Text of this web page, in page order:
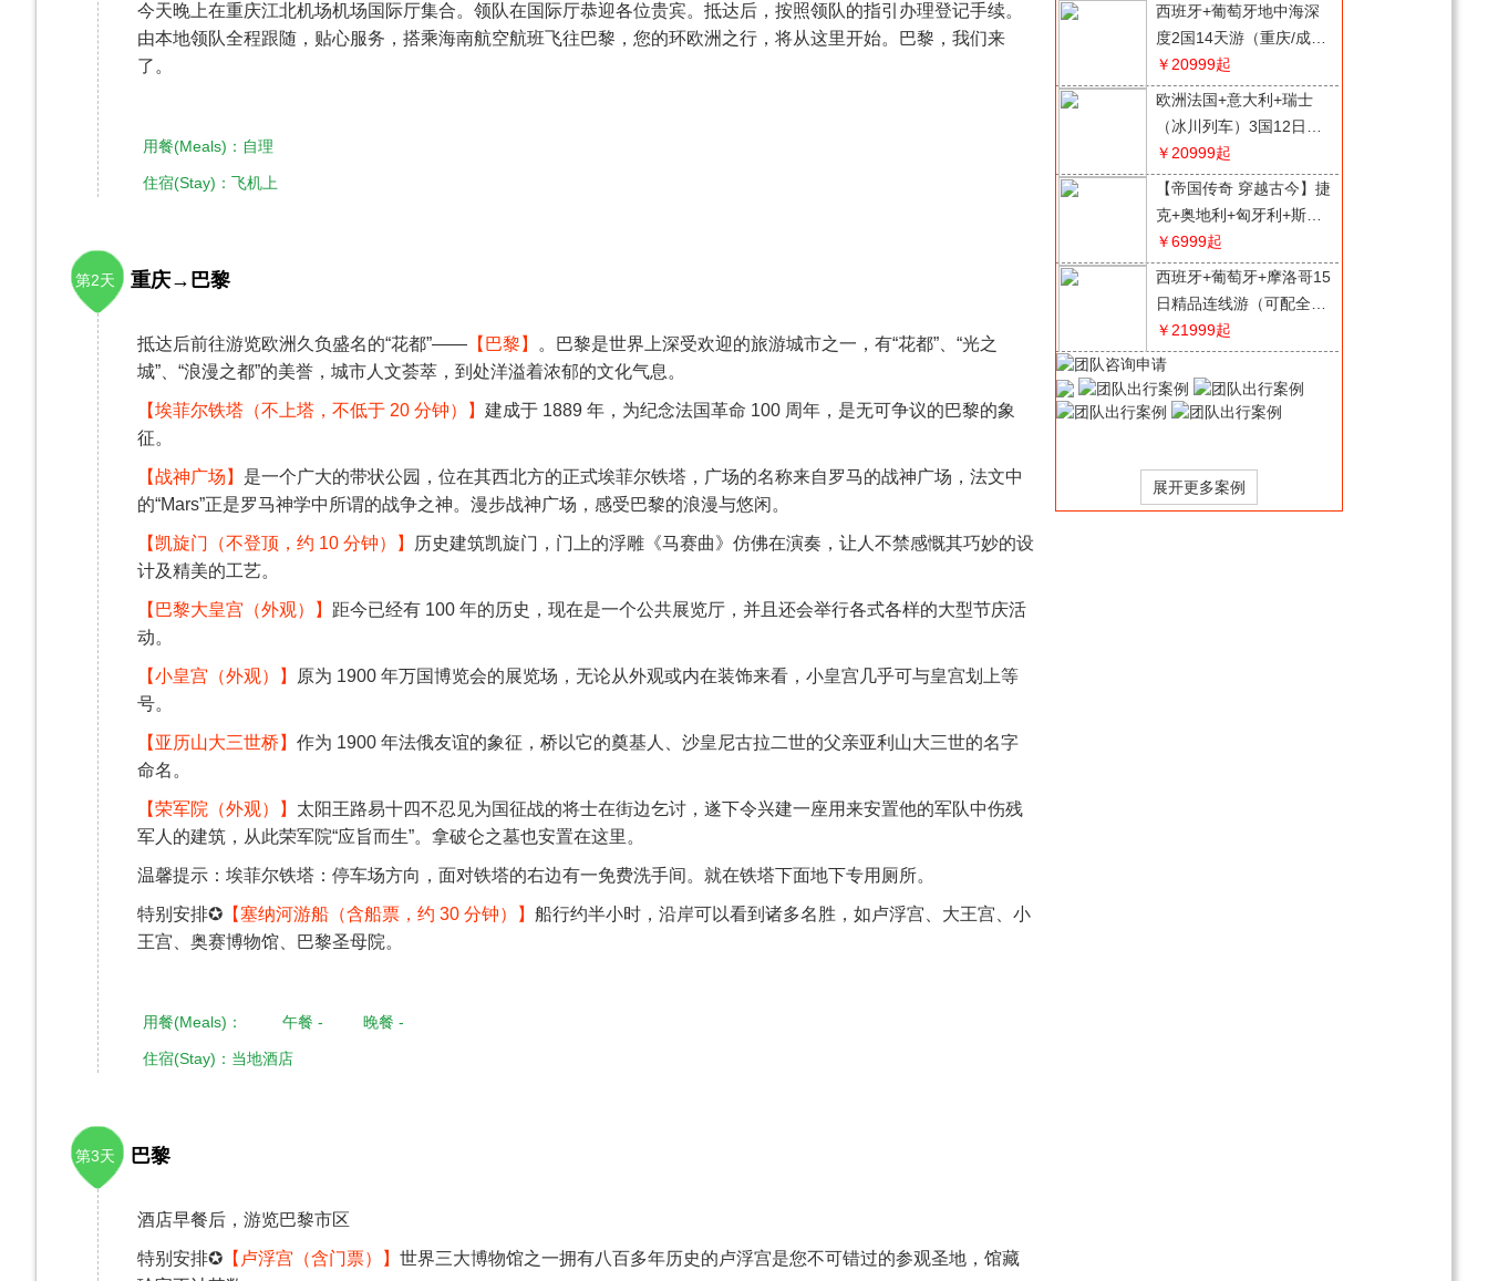
今天晚上在重庆江北机场机场国际厅集合。领队在国际厅恭迎各位贵宾。抵达后，按照领队的指引办理登记手续。
由本地领队全程跟随，贴心服务，搭乘海南航空航班飞往巴黎，您的环欧洲之行，将从这里开始。巴黎，我们来
了。
用餐(Meals)：自理
住宿(Stay)：飞机上
第2天 重庆→巴黎
抵达后前往游览欧洲久负盛名的“花都”—— 【巴黎】
。巴黎是世界上深受欢迎的旅游城市之一，有“花都”、“光之
城”、“浪漫之都”的美誉，城市人文荟萃，到处洋溢着浓郁的文化气息。
【埃菲尔铁塔（不上塔，不低于 20 分钟）】 建成于 1889 年，为纪念法国革命 100 周年，是无可争议的巴黎的象
征。
【战神广场】 是一个广大的带状公园，位在其西北方的正式埃菲尔铁塔，广场的名称来自罗马的战神广场，法文中
的“Mars”正是罗马神学中所谓的战争之神。漫步战神广场，感受巴黎的浪漫与悠闲。
【凯旋门（不登顶，约 10 分钟）】
历史建筑凯旋门，门上的浮雕《马赛曲》仿佛在演奏，让人不禁感慨其巧妙的设
计及精美的工艺。
【巴黎大皇宫（外观）】 距今已经有 100 年的历史，现在是一个公共展览厅，并且还会举行各式各样的大型节庆活
动。
【小皇宫（外观）】
原为 1900 年万国博览会的展览场，无论从外观或内在装饰来看，小皇宫几乎可与皇宫划上等
号。
【亚历山大三世桥】 作为 1900 年法俄友谊的象征，桥以它的奠基人、沙皇尼古拉二世的父亲亚利山大三世的名字
命名。
【荣军院（外观）】 太阳王路易十四不忍见为国征战的将士在街边乞讨，遂下令兴建一座用来安置他的军队中伤残
军人的建筑，从此荣军院“应旨而生”。拿破仑之墓也安置在这里。
温馨提示：埃菲尔铁塔：停车场方向，面对铁塔的右边有一免费洗手间。就在铁塔下面地下专用厕所。
特别安排✪ 【塞纳河游船（含船票，约 30 分钟）】 船行约半小时，沿岸可以看到诸多名胜，如卢浮宫、大王宫、小
王宫、奥赛博物馆、巴黎圣母院。
用餐(Meals)： 午餐 - 晚餐 -
住宿(Stay)：当地酒店
第3天 巴黎
酒店早餐后，游览巴黎市区
特别安排✪ 【卢浮宫（含门票）】 世界三大博物馆之一拥有八百多年历史的卢浮宫是您不可错过的参观圣地，馆藏
西班牙+葡萄牙地中海深
度2国14天游（重庆/成都
直飞，可配全国联运）
￥20999起
欧洲法国+意大利+瑞士
（冰川列车）3国12日游
（重庆/成都起止，可配全
国联运）
￥20999起
【帝国传奇 穿越古今】捷
克+奥地利+匈牙利+斯洛
伐克4国10天游（重庆直
飞，可配全国联运）
￥6999起
西班牙+葡萄牙+摩洛哥15
日精品连线游（可配全国
联运/一价全含）
￥21999起
探秘西班牙+葡萄牙（波
尔图）2国深度15天游
￥23800起
（匈牙利|塞尔维亚|马其
额|阿尔巴尼亚|黑山克罗
￥32800起